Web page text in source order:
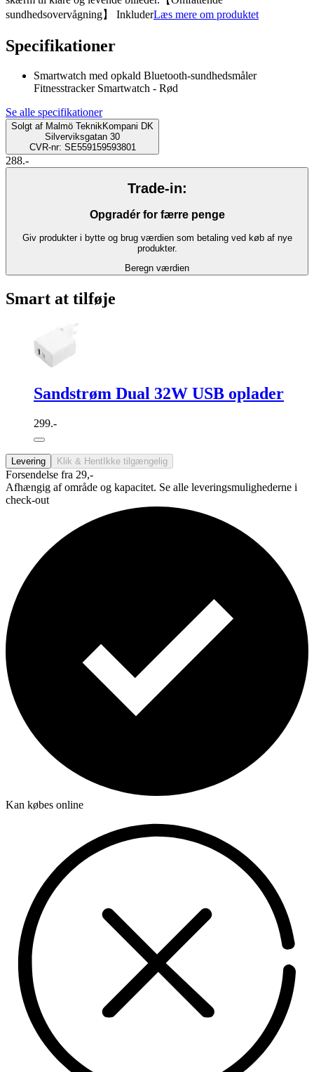
sundhedsovervågning】 InkluderLæs mere om produktet
Specifikationer
Smartwatch med opkald Bluetooth-sundhedsmåler
Fitnesstracker Smartwatch - Rød
Se alle specifikationer
Solgt af Malmö TeknikKompani DK
Silverviksgatan 30
CVR-nr: SE559159593801
288.-
Trade-in:
Opgradér for færre penge
Giv produkter i bytte og brug værdien som betaling ved køb af nye
produkter.
Beregn værdien
Smart at tilføje
Sandstrøm Dual 32W USB oplader
299.-
Levering Klik & HentIkke tilgængelig
Forsendelse fra 29,-
Afhængig af område og kapacitet. Se alle leveringsmulighederne i
check-out
Kan købes online